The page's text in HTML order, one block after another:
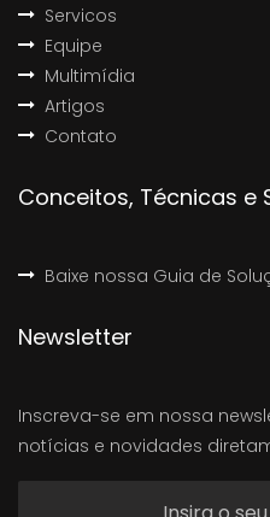
Servicos
Equipe
Multimídia
Artigos
Contato
Conceitos, Técnicas e
Baixe nossa Guia de
Newsletter
Inscreva-se em nossa
notícias e novidades